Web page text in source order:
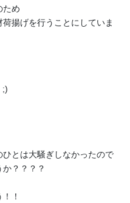
ため
揚げを行うことにしていま
;)
とは大騒ぎしなかったので
？？？？
！